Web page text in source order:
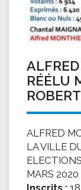
RÉÉLU
ROBERT
ALFRED
LA VILLE
MARS 2020
Inscrits :